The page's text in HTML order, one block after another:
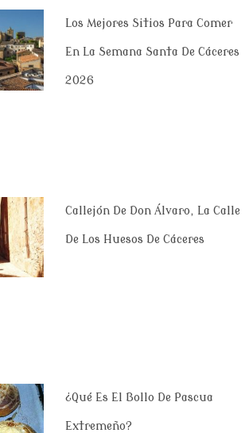
Los Mejores Sitios Para Comer
En La Semana Santa De Cáceres
2026
Callejón De Don Álvaro, La Calle
De Los Huesos De Cáceres
¿Qué Es El Bollo De Pascua
Extremeño?